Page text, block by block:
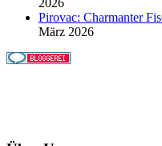
2026
Pirovac: Charmanter
März 2026